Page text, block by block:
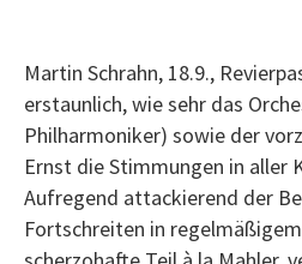
Martin Schrahn, 18.9.,
erstaunlich, wie sehr das
Philharmoniker) sowie der
Ernst die Stimmungen in aller
Aufregend attackierend der
Fortschreiten in